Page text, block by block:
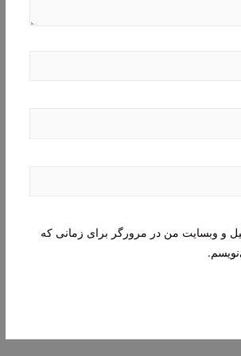
و وبسایت من در مرورگر برای زمانی که